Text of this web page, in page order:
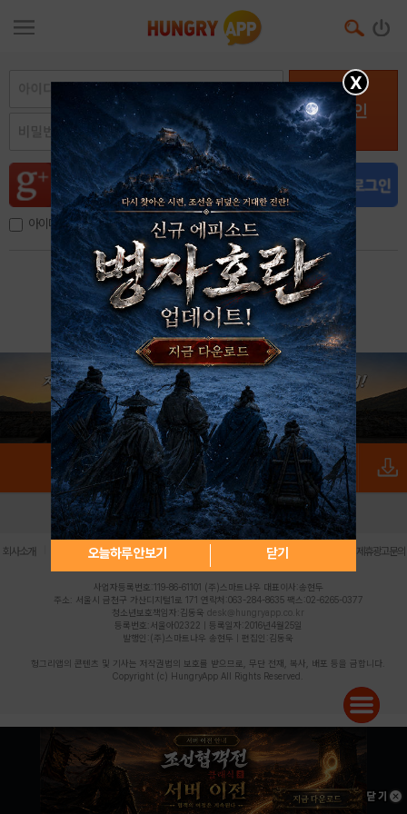
로그인
아이디, 이메일 저장
아이디 / 비밀번호 찾기 회원가입
X
오늘하루 안보기 닫기
로그인 PC버전 전체앱
회사소개 | 개인정보 처리방침 불법촬영물 신고센터 제휴광고문의
사업자등록번호:119-86-61101 (주)스마트나우 대표이사:송현두
주소: 서울시 금천구 가산디지털1로 171 연락처:063-284-8635 팩스:02-6265-0377
청소년보호책임자:김동욱 desk@hungryapp.co.kr
등록번호:서울아02322 | 등록일자:2016년4월25일
발행인:(주)스마트나우 송현두 | 편집인:김동욱
헝그리앱의 콘텐츠 및 기사는 저작권법의 보호를 받으므로, 무단 전재, 복사, 배포 등을 금합니다.
Copyright (c) HungryApp All Rights Reserved.